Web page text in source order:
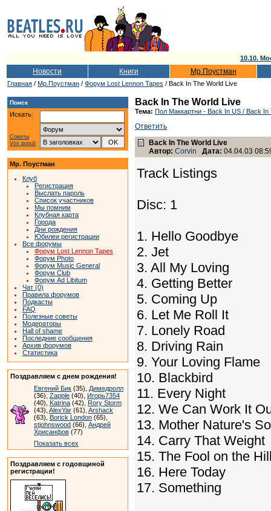
10.10.
Новости Книги Мр.Поустман
Главная / Мр.Поустман / Форум Lost Lennon Tapes / Back In The World Live
Поиск
Искать:
Советы
Vox populi
Мр. Поустман
Клуб
Регистрация
Выслать пароль
Список участников
Мы помним
Клубная карта
Города
Дни рождения
Юбилеи регистрации
Все форумы
Форум Lost Lennon Tapes
Форум Photo
Форум Music General
Форум Club
Форум Ad Libitum
Чат (0)
Правила форумов
Подкасты
FAQ
Полезные советы
Модераторы
Hall of shame
Последние сообщения
Архив форумов
Статистика
Поздравляем с днем рождения!
Евгений Бик (35), Димедролл
(36), Zapple (40), Игорь7354
(40), Katrina (42), Rory Storm
(43), AlexYar (61), Arshack
(63), Borick London (65),
stjohnswood (66), Андрей
Хрисанфов (77)
Показать всех
Поздравляем с годовщиной
регистрации!
Back In The World Live
Тема: Пол Маккартни - Back In US / Back In
Ответить
Back In The World Live
Автор: Corvin Дата: 04.04.03
Track Listings
Disc: 1
1. Hello Goodbye
2. Jet
3. All My Loving
4. Getting Better
5. Coming Up
6. Let Me Roll It
7. Lonely Road
8. Driving Rain
9. Your Loving Flame
10. Blackbird
11. Every Night
12. We Can Work It
13. Mother Nature's
14. Carry That Weight
15. The Fool on the
16. Here Today
17. Something